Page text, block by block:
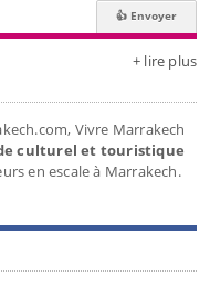
+ lire plus
Vivre Marrakech
culturel et touristique
en escale à Marrakech.